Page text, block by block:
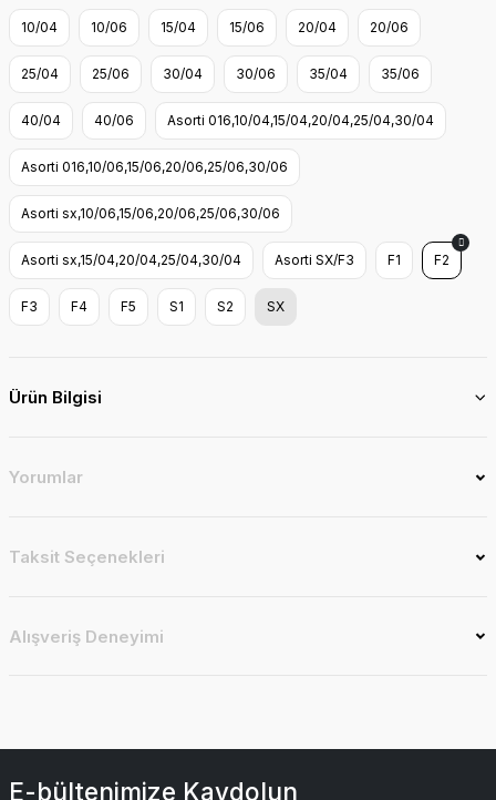
10/04 10/06 15/04 15/06 20/04 20/06
25/04 25/06 30/04 30/06 35/04 35/06
40/04 40/06 Asorti 016,10/04,15/04,20/04,25/04,30/04
Asorti 016,10/06,15/06,20/06,25/06,30/06
Asorti sx,10/06,15/06,20/06,25/06,30/06
Asorti sx,15/04,20/04,25/04,30/04 Asorti SX/F3 F1 F2
F3 F4 F5 S1 S2 SX
Ürün Bilgisi
Yorumlar
Taksit Seçenekleri
Alışveriş Deneyimi
E-bültenimize Kaydolun